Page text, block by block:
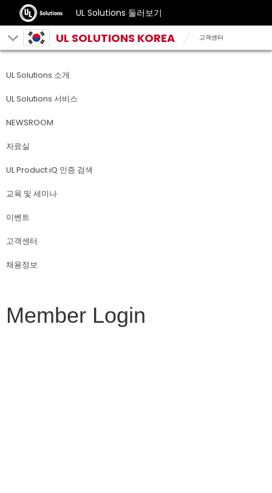
UL Solutions 둘러보기
UL SOLUTIONS KOREA 고객센터
UL Solutions 소개
UL Solutions 서비스
NEWSROOM
자료실
UL Product iQ 인증 검색
교육 및 세미나
이벤트
고객센터
채용정보
Member Login